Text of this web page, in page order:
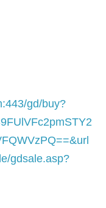
gd/buy?
gdsale.asp?